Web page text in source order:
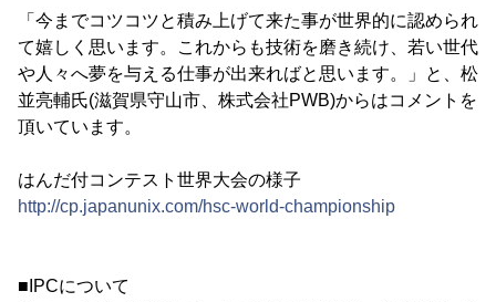
「今までコツコツと積み上げて来た事が世界的に認められ
て嬉しく思います。これからも技術を磨き続け、若い世代
や人々へ夢を与える仕事が出来ればと思います。」と、松
並亮輔氏(滋賀県守山市、株式会社PWB)からはコメントを
頂いています。
はんだ付コンテスト世界大会の様子
http://cp.japanunix.com/hsc-world-championship
■IPCについて